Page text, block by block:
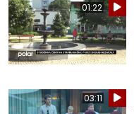
01:22
03:11